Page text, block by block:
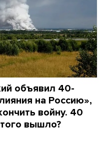
объявил 40-
на Россию»,
войну. 40
вышло?